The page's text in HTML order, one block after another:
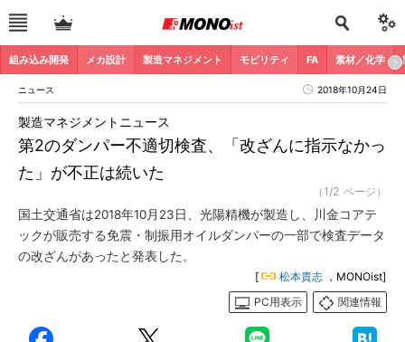
組み込み開発 メカ設計 製造マネジメント モビリティ FA 素材／化学
ニュース 2018年10月24日
第2のダンパー不適切検査、「改ざんに指示なかっ
た」が不正は続いた
製造マネジメントニュース
（1/2 ページ）
国土交通省は2018年10月23日、光陽精機が製造し、川金コアテ
ックが販売する免震・制振用オイルダンパーの一部で検査データ
の改ざんがあったと発表した。
[ 松本貴志 ，MONOist]
PC用表示
関連情報